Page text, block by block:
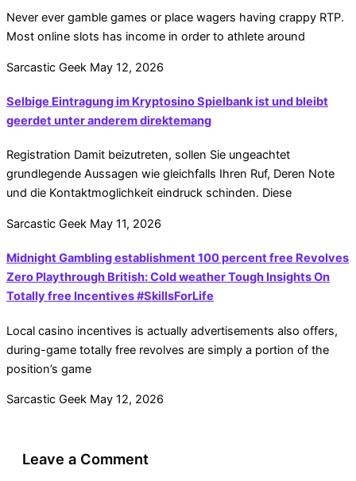
Never ever gamble games or place wagers having crappy RTP.
Most online slots has income in order to athlete around
Sarcastic Geek May 12, 2026
Selbige Eintragung im Kryptosino Spielbank ist und bleibt
geerdet unter anderem direktemang
Registration Damit beizutreten, sollen Sie ungeachtet
grundlegende Aussagen wie gleichfalls Ihren Ruf, Deren Note
und die Kontaktmoglichkeit eindruck schinden. Diese
Sarcastic Geek May 11, 2026
Midnight Gambling establishment 100 percent free Revolves
Zero Playthrough British: Cold weather Tough Insights On
Totally free Incentives #SkillsForLife
Local casino incentives is actually advertisements also offers,
during-game totally free revolves are simply a portion of the
position’s game
Sarcastic Geek May 12, 2026
Leave a Comment